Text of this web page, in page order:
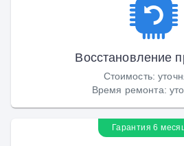
Восстановление
Стоимость:
Время ремонта:
Гарантия 6